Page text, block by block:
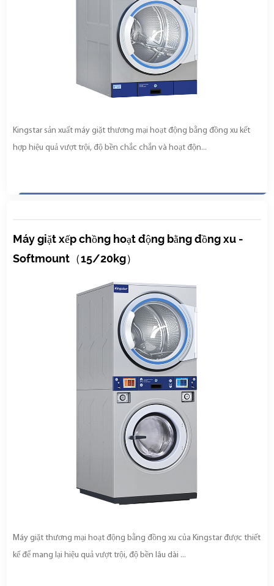
Kingstar sản xuất máy giặt thương mại hoạt động bằng đồng xu kết
hợp hiệu quả vượt trội, độ bền chắc chắn và hoạt độn...
Máy giặt xếp chồng hoạt động bằng đồng xu -
Softmount（15/20kg）
Máy giặt thương mại hoạt động bằng đồng xu của Kingstar được thiết
kế để mang lại hiệu quả vượt trội, độ bền lâu dài ...